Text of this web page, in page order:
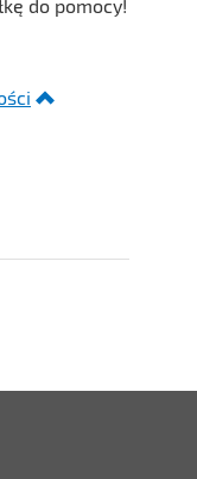
do pomocy!